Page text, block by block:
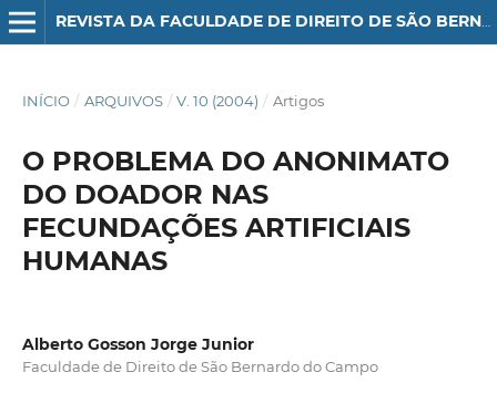
REVISTA DA FACULDADE DE DIREITO DE SÃO BERNARDO DO CAMPO
INÍCIO / ARQUIVOS / V. 10 (2004) / Artigos
O PROBLEMA DO ANONIMATO
DO DOADOR NAS
FECUNDAÇÕES ARTIFICIAIS
HUMANAS
Alberto Gosson Jorge Junior
Faculdade de Direito de São Bernardo do Campo